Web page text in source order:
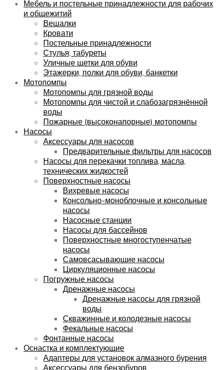
Мебель и постельные принадлежности для рабочих
и общежитий
Вешалки
Кровати
Постельные принадлежности
Стулья, табуреты
Уличные щетки для обуви
Этажерки, полки для обуви, банкетки
Мотопомпы
Мотопомпы для грязной воды
Мотопомпы для чистой и слабозагрязнённой
воды
Пожарные (высоконапорные) мотопомпы
Насосы
Аксессуары для насосов
Предварительные фильтры для насосов
Насосы для перекачки топлива, масла,
технических жидкостей
Поверхностные насосы
Вихревые насосы
Консольно-моноблочные и консольные
насосы
Насосные станции
Насосы для бассейнов
Поверхностные многоступенчатые
насосы
Самовсасывающие насосы
Циркуляционные насосы
Погружные насосы
Дренажные насосы
Дренажные насосы для грязной
воды
Скважинные и колодезные насосы
Фекальные насосы
Фонтанные насосы
Оснастка и комплектующие
Адаптеры для установок алмазного бурения
Аксессуары для бензобуров